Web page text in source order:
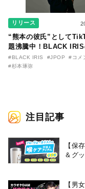
リリース
“熊本の彼氏”として
題沸騰中！BLACK IRIS
ンヴォーカル・杉本琢弥
年３月８日にソロデビュ
#BLACK IRIS #JPOP
#コメ
#杉本琢弥
注目記事
【保
＆グ
【男